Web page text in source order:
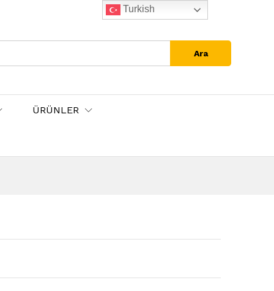
Ara
ÜRÜNLER
Turkish